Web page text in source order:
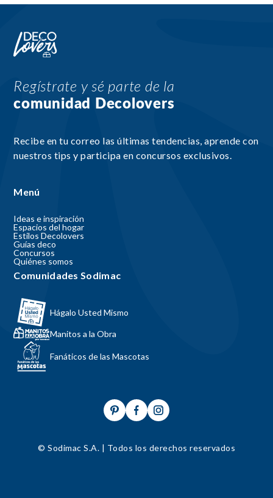
Regístrate y sé parte de la
comunidad Decolovers
Recibe en tu correo las últimas tendencias, aprende con
nuestros tips y participa en concursos exclusivos.
Menú
Ideas e inspiración
Espacios del hogar
Estilos Decolovers
Guías deco
Concursos
Quiénes somos
Comunidades Sodimac
Hágalo Usted Mismo
Manitos a la Obra
Fanáticos de las Mascotas
© Sodimac S.A. | Todos los derechos reservados